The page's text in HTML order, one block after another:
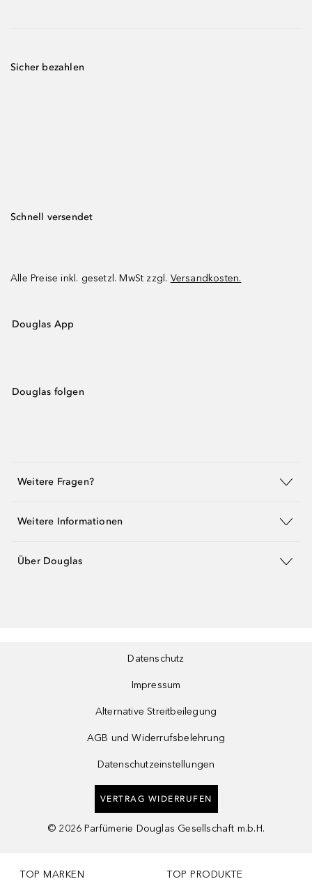
Sicher bezahlen
Schnell versendet
Alle Preise inkl. gesetzl. MwSt zzgl. Versandkosten.
Douglas App
Douglas folgen
Weitere Fragen?
Weitere Informationen
Über Douglas
Datenschutz
Impressum
Alternative Streitbeilegung
AGB und Widerrufsbelehrung
Datenschutzeinstellungen
VERTRAG WIDERRUFEN
© 2026 Parfümerie Douglas Gesellschaft m.b.H.
TOP MARKEN TOP PRODUKTE